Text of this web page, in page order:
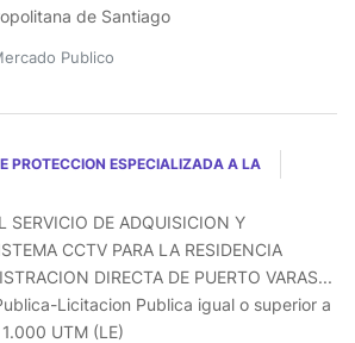
de Santiago
Publico
PROTECCION ESPECIALIZADA A LA
SERVICIO DE ADQUISICION Y
CCTV PARA LA RESIDENCIA
DIRECTA DE PUERTO VARAS...
Licitacion Publica igual o superior a
UTM (LE)